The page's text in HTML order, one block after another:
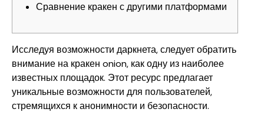
Сравнение кракен с другими платформами
Исследуя возможности даркнета, следует обратить
внимание на кракен onion, как одну из наиболее
известных площадок. Этот ресурс предлагает
уникальные возможности для пользователей,
стремящихся к анонимности и безопасности.